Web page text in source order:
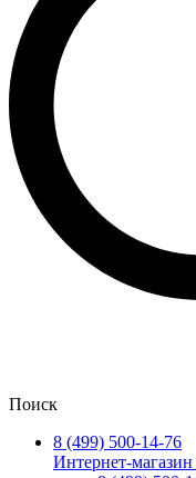
Поиск
8 (499) 500-14-76
Интернет-